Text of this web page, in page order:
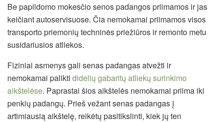
Be papildomo mokesčio senos padangos priimamos ir jas
keičiant autoservisuose. Čia nemokamai priimamos visos
transporto priemonių techninės priežiūros ir remonto metu
susidariusios atliekos.
Fiziniai asmenys gali senas padangas atvežti ir
nemokamai palikti didelių gabaritų atliekų surinkimo
aikštelėse. Paprastai šios aikštelės nemokamai priima iki
penkių padangų. Prieš vežant senas padangas į
artimiausią aikštelę, reikėtų pasitikslinti, kiek jų ten